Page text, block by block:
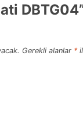
Gerekli alanlar *